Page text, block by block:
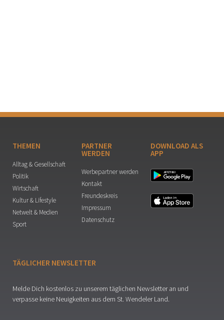
THEMEN
Alltag & Gesellschaft
Politik
Wirtschaft
Kultur & Lifestyle
Netwelt & Medien
Sport
PARTNER
WERDEN
Werbepartner werden
Kontakt
Freundeskreis
Impressum
Datenschutz
DOWNLOAD ALS
APP
TÄGLICHER NEWSLETTER
Melde Dich kostenlos zu unserem täglichen Newsletter an und
verpasse keine Neuigkeiten aus dem St. Wendeler Land.